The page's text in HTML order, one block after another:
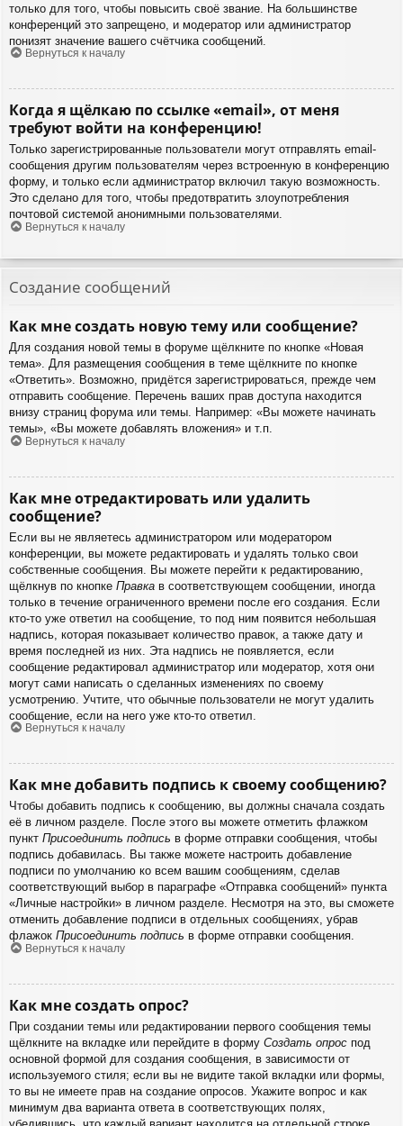
только для того, чтобы повысить своё звание. На большинстве
конференций это запрещено, и модератор или администратор
понизят значение вашего счётчика сообщений.
Вернуться к началу
Когда я щёлкаю по ссылке «email», от меня
требуют войти на конференцию!
Только зарегистрированные пользователи могут отправлять email-
сообщения другим пользователям через встроенную в конференцию
форму, и только если администратор включил такую возможность.
Это сделано для того, чтобы предотвратить злоупотребления
почтовой системой анонимными пользователями.
Вернуться к началу
Создание сообщений
Как мне создать новую тему или сообщение?
Для создания новой темы в форуме щёлкните по кнопке «Новая
тема». Для размещения сообщения в теме щёлкните по кнопке
«Ответить». Возможно, придётся зарегистрироваться, прежде чем
отправить сообщение. Перечень ваших прав доступа находится
внизу страниц форума или темы. Например: «Вы можете начинать
темы», «Вы можете добавлять вложения» и т.п.
Вернуться к началу
Как мне отредактировать или удалить
сообщение?
Если вы не являетесь администратором или модератором
конференции, вы можете редактировать и удалять только свои
собственные сообщения. Вы можете перейти к редактированию,
щёлкнув по кнопке Правка в соответствующем сообщении, иногда
только в течение ограниченного времени после его создания. Если
кто-то уже ответил на сообщение, то под ним появится небольшая
надпись, которая показывает количество правок, а также дату и
время последней из них. Эта надпись не появляется, если
сообщение редактировал администратор или модератор, хотя они
могут сами написать о сделанных изменениях по своему
усмотрению. Учтите, что обычные пользователи не могут удалить
сообщение, если на него уже кто-то ответил.
Вернуться к началу
Как мне добавить подпись к своему сообщению?
Чтобы добавить подпись к сообщению, вы должны сначала создать
её в личном разделе. После этого вы можете отметить флажком
пункт Присоединить подпись в форме отправки сообщения, чтобы
подпись добавилась. Вы также можете настроить добавление
подписи по умолчанию ко всем вашим сообщениям, сделав
соответствующий выбор в параграфе «Отправка сообщений» пункта
«Личные настройки» в личном разделе. Несмотря на это, вы сможете
отменить добавление подписи в отдельных сообщениях, убрав
флажок Присоединить подпись в форме отправки сообщения.
Вернуться к началу
Как мне создать опрос?
При создании темы или редактировании первого сообщения темы
щёлкните на вкладке или перейдите в форму Создать опрос под
основной формой для создания сообщения, в зависимости от
используемого стиля; если вы не видите такой вкладки или формы,
то вы не имеете прав на создание опросов. Укажите вопрос и как
минимум два варианта ответа в соответствующих полях,